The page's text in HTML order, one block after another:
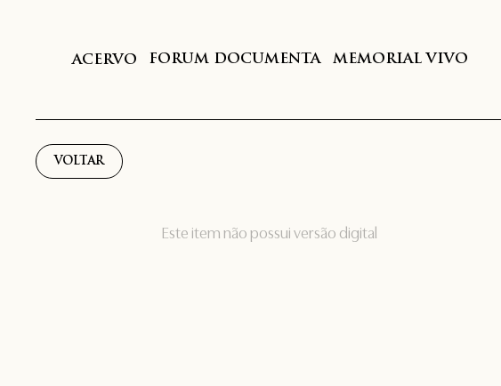
ACERVO FORUM DOCUMENTA MEMORIAL VIVO
VOLTAR
Este item não possui versão digital